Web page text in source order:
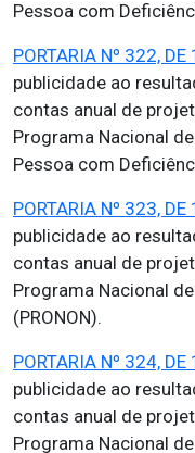
Pessoa com
PORTARIA Nº 322,
publicidade ao
contas anual de
Programa Nacional
Pessoa com
PORTARIA Nº 323,
publicidade ao
contas anual de
Programa Nacional
(PRONON).
PORTARIA Nº 324,
publicidade ao
contas anual de
Programa Nacional